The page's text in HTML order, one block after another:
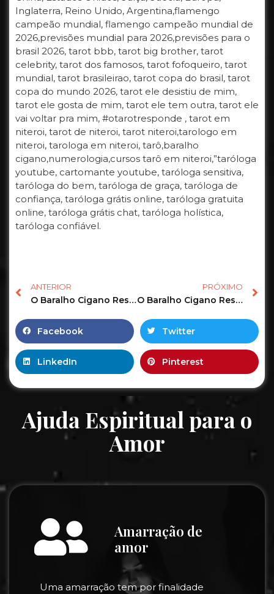
Inglaterra, Reino Unido, Argentina,flamengo
campeão mundial, flamengo campeão mundial de
2026,previsões mundial para 2026,previsões para o
brasil 2026, tarot bbb, tarot big brother, tarot
celebrity, tarot dos famosos, tarot fofoqueiro, tarot
mundial, tarot brasileirao, tarot copa do brasil, tarot
copa do mundo 2026, tarot ele desistiu de mim,
tarot ele gosta de mim, tarot ele tem outra, tarot ele
vai voltar pra mim, #otarotresponde , tarot em
niteroi, tarot de niteroi, tarot niteroi,tarologo em
niteroi, tarologa em niteroi, tarô,baralho
cigano,numerologia,cursos tarô em niteroi,”taróloga
youtube, cartomante youtube, taróloga sensitiva,
taróloga do bem, taróloga de graça, taróloga de
confiança, taróloga grátis online, taróloga gratuita
online, taróloga grátis chat, taróloga holística,
taróloga confiável.
ANTERIOR
O Baralho Cigano Responde o Tarot Revela as Previsões de hoje! #tarot #tarotonline #tarotdehoje 13
PRÓXIMO
O Baralho Cigano Responde o Tarot Revela as Previsões de hoje! #tarot #tarotonline #tarotreading 4
Facebook Twitter
LinkedIn Pinterest
Ajuda Espiritual para o
Amor
Amarração de
amor
Uma amarração tem por finalidade